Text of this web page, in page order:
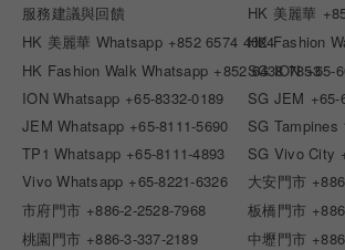
服務建議與回饋 HK 美麗華
HK 美麗華 Whatsapp +852 6574 4024HK Fashion
HK Fashion Walk Whatsapp +852 6438 7853
SG ION +65-
ION Whatsapp +65-8332-0189 SG JEM +65-
JEM Whatsapp +65-8111-5690 SG Tampines
TP1 Whatsapp +65-8111-4893 SG Vivo City
Vivo Whatsapp +65-8221-6326 大安門市
市府門市 +886-2-2528-7968 板橋門市
桃園門市 +886-3-337-2189 中壢門市